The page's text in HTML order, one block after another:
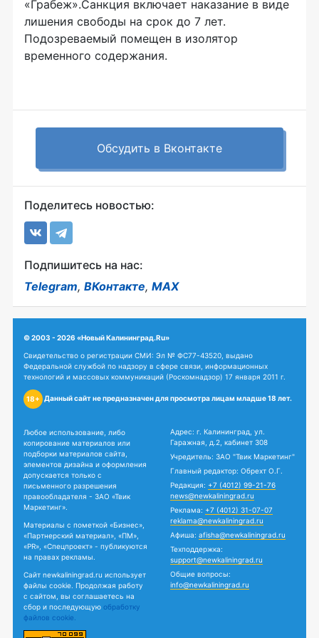
«Грабеж».Санкция включает наказание в виде
лишения свободы на срок до 7 лет.
Подозреваемый помещен в изолятор
временного содержания.
Обсудить в Вконтакте
Поделитесь новостью:
Подпишитесь на нас:
Telegram, ВКонтакте, MAX
© 2003 - 2026 «Новый Калининград.Ru»
Свидетельство о регистрации СМИ: Эл № ФС77-43520, выдано
Федеральной службой по надзору в сфере связи, информационных
технологий и массовых коммуникаций (Роскомнадзор) 17 января 2011 г.
18+ Данный сайт не предназначен для просмотра лицам младше 18 лет.
Любое использование, либо
копирование материалов или
подборки материалов сайта,
элементов дизайна и оформления
допускается только с
письменного разрешения
правообладателя - ЗАО «Твик
Маркетинг».
Материалы с пометкой «Бизнес»,
«Партнерский материал», «ПМ»,
«PR», «Спецпроект» - публикуются
на правах рекламы.
Сайт newkaliningrad.ru использует
файлы cookie. Продолжая работу
с сайтом, вы соглашаетесь на
сбор и последующую обработку
файлов cookie.
Адрес: г. Калининград, ул.
Гаражная, д.2, кабинет 308
Учредитель: ЗАО "Твик Маркетинг"
Главный редактор: Обрехт О.Г.
Редакция: +7 (4012) 99-21-76
news@newkaliningrad.ru
Реклама: +7 (4012) 31-07-07
reklama@newkaliningrad.ru
Афиша: afisha@newkaliningrad.ru
Техподдержка:
support@newkaliningrad.ru
Общие вопросы:
info@newkaliningrad.ru